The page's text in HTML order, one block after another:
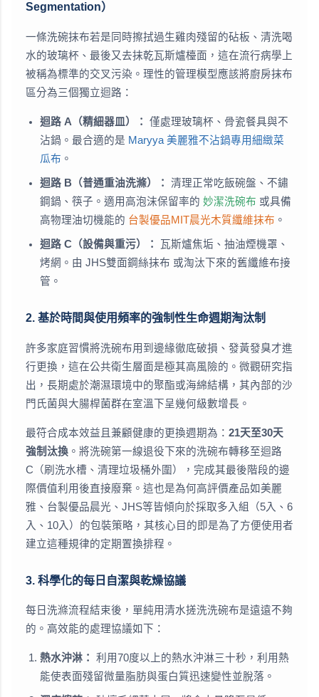
Segmentation）
一條洗碗抹布若是同時擦拭過生雞肉殘留的砧板、清洗喝
水的玻璃杯、最後又去抹乾瓦斯爐檯面，這在流行病學上
被稱為標準的交叉污染。理性的管理模型應該將廚房抹布
區分為三個獨立迴路：
迴路 A（精細器皿）：
僅處理玻璃杯、骨瓷餐具與不
沾鍋。最合適的是 Maryya 美麗雅不沾鍋專用細緻菜
瓜布 。
迴路 B（普通重油洗滌）：
清理正常吃飯碗盤、不鏽
鋼鍋、筷子。適用高泡沫保留率的 妙潔洗碗布 或具備
高物理油切機能的 台製優品MIT晨光木質纖維抹布 。
迴路 C（設備與重污）：
瓦斯爐焦垢、抽油煙機罩、
烤網。由 JHS雙面鋼絲抹布 或淘汰下來的舊纖維布接
管。
2. 基於時間與使用頻率的強制性生命週期淘汰制
許多家庭習慣將洗碗布用到邊緣徹底破損、發黃發臭才進
行更換，這在公共衛生層面是極其高風險的。微觀研究指
出，長期處於潮濕環境中的聚酯或海綿結構，其內部的沙
門氏菌與大腸桿菌群在室溫下呈幾何級數增長。
最符合成本效益且兼顧健康的更換週期為： 21天至30天
強制汰換 。將洗碗第一線退役下來的洗碗布轉移至迴路
C（刷洗水槽、清理垃圾桶外圍），完成其最後階段的邊
際價值利用後直接廢棄。這也是為何高評價產品如美麗
雅、台製優品晨光、JHS等皆傾向於採取多入組（5入、6
入、10入）的包裝策略，其核心目的即是為了方便使用者
建立這種規律的定期置換排程。
3. 科學化的每日自潔與乾燥協議
每日洗滌流程結束後，單純用清水搓洗洗碗布是遠遠不夠
的。高效能的處理協議如下：
熱水沖淋：
利用70度以上的熱水沖淋三十秒，利用熱
能使表面殘留微量脂肪與蛋白質迅速變性並脫落。